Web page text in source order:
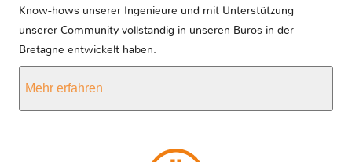
Know-hows unserer Ingenieure und mit Unterstützung
unserer Community vollständig in unseren Büros in der
Bretagne entwickelt haben.
Mehr erfahren